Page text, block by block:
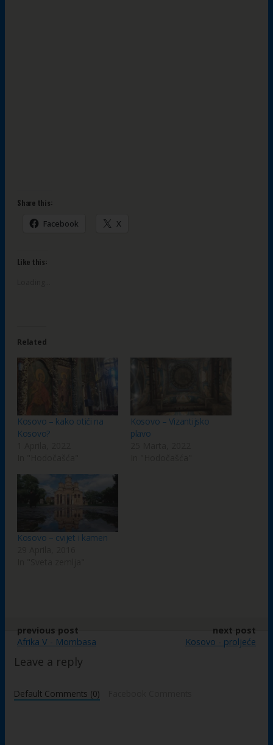
Share this:
Facebook X
Like this:
Related
Kosovo – kako otići na
Kosovo?
Kosovo – Vizantijsko
plavo
Kosovo – cvijet i kamen
previous post
Afrika V - Mombasa
next post
Kosovo - proljeće
Leave a reply
Default Comments (0)